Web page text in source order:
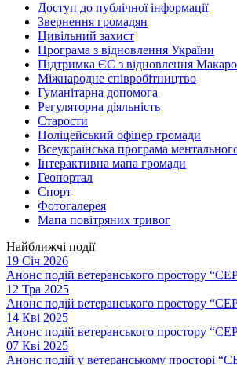
Доступ до публічної інформації
Звернення громадян
Цивільний захист
Програма з відновлення України
Підтримка ЄС з відновлення
Міжнародне співробітництво
Гуманітарна допомога
Регуляторна діяльність
Старости
Поліцейський офіцер громади
Всеукраїнська програма
Інтерактивна мапа громади
Геопортал
Спорт
Фотогалерея
Мапа повітряних тривог
Найближчі події
19 Січ 2026
Анонс подій ветеранського простору
12 Тра 2025
Анонс подій ветеранського простору
14 Кві 2025
Анонс подій ветеранського простору
07 Кві 2025
Анонс подій у ветеранському просторі